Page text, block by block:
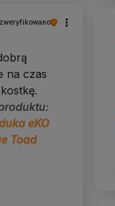
zweryfikowano
na czas
eKO
Toad